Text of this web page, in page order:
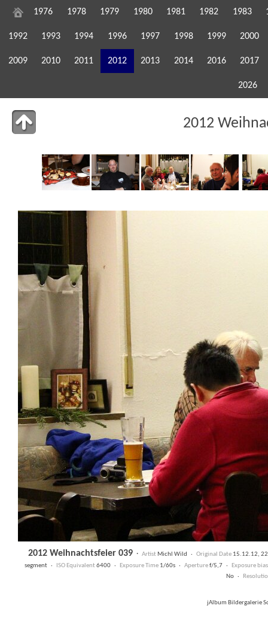
1976 1978 1979 1980 1981 1982 1983
1992 1993 1994 1996 1997 1998 1999 2000
2009 2010 2011 2012 2013 2014 2016 2017
2026
2012
2012 Weihnachtsfeier 039· ArtistMichl Wild · Original Date15.12.12,
segment · ISO Equivalent6400 · Exposure Time 1/60s · Aperturef/5,7 · Exposure bias
No ·
jAlbum Bildergalerie